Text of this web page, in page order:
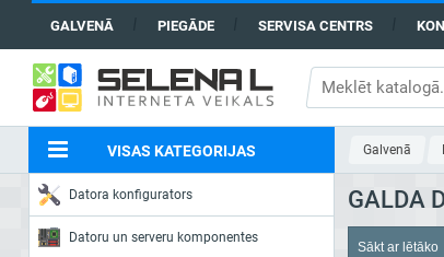
GALVENĀ PIEGĀDE SERVISA CENTRS
VISAS KATEGORIJAS Galvenā
Datora konfigurators
Datoru un serveru komponentes
GALDA